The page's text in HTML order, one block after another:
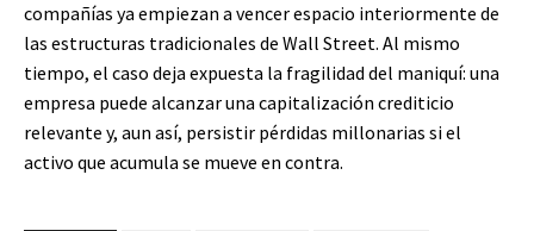
compañías ya empiezan a vencer espacio interiormente de
las estructuras tradicionales de Wall Street. Al mismo
tiempo, el caso deja expuesta la fragilidad del maniquí: una
empresa puede alcanzar una capitalización crediticio
relevante y, aun así, persistir pérdidas millonarias si el
activo que acumula se mueve en contra.